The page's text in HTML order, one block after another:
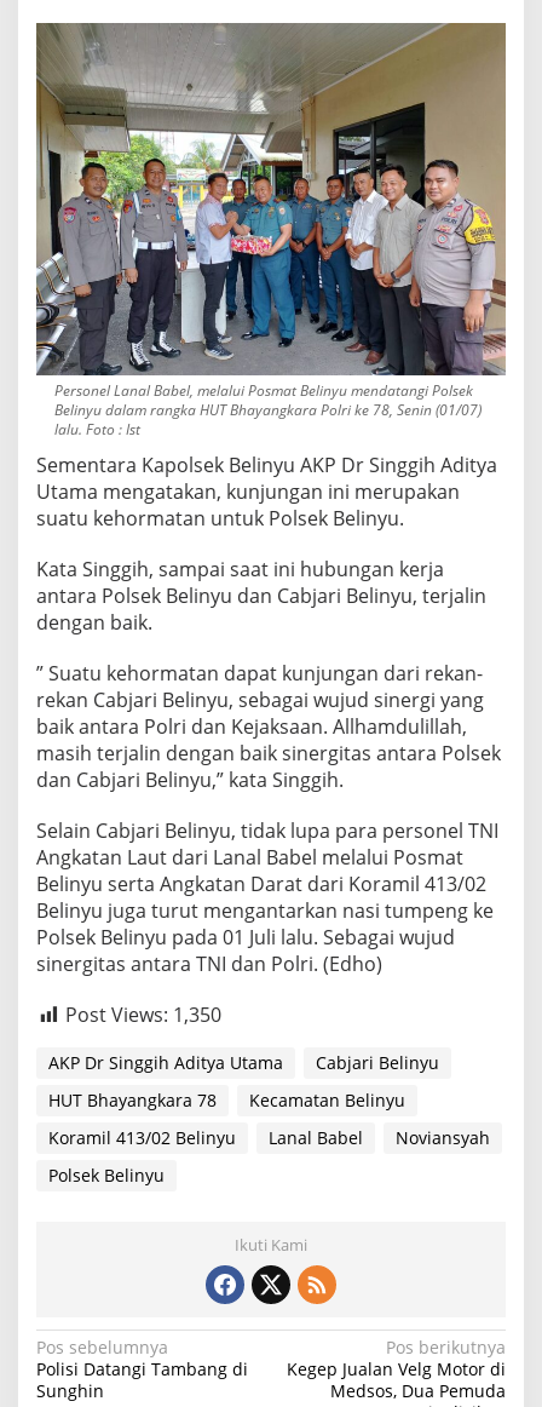
Personel Lanal Babel, melalui Posmat Belinyu mendatangi Polsek
Belinyu dalam rangka HUT Bhayangkara Polri ke 78, Senin (01/07)
lalu. Foto : Ist
Sementara Kapolsek Belinyu AKP Dr Singgih Aditya
Utama mengatakan, kunjungan ini merupakan
suatu kehormatan untuk Polsek Belinyu.
Kata Singgih, sampai saat ini hubungan kerja
antara Polsek Belinyu dan Cabjari Belinyu, terjalin
dengan baik.
” Suatu kehormatan dapat kunjungan dari rekan-
rekan Cabjari Belinyu, sebagai wujud sinergi yang
baik antara Polri dan Kejaksaan. Allhamdulillah,
masih terjalin dengan baik sinergitas antara Polsek
dan Cabjari Belinyu,” kata Singgih.
Selain Cabjari Belinyu, tidak lupa para personel TNI
Angkatan Laut dari Lanal Babel melalui Posmat
Belinyu serta Angkatan Darat dari Koramil 413/02
Belinyu juga turut mengantarkan nasi tumpeng ke
Polsek Belinyu pada 01 Juli lalu. Sebagai wujud
sinergitas antara TNI dan Polri. (Edho)
Post Views: 1,350
AKP Dr Singgih Aditya Utama
Cabjari Belinyu
HUT Bhayangkara 78
Kecamatan Belinyu
Koramil 413/02 Belinyu
Lanal Babel
Noviansyah
Polsek Belinyu
Ikuti Kami
N
a
Pos sebelumnya
Polisi Datangi Tambang di
Sunghin
Pos berikutnya
Kegep Jualan Velg Motor di
Medsos, Dua Pemuda